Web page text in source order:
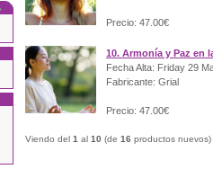
Precio: 47.00€
10. Armonía y Paz en
Fecha Alta: Friday 29
Fabricante: Grial
Precio: 47.00€
Viendo del 1 al 10 (de 16 productos nuevos)